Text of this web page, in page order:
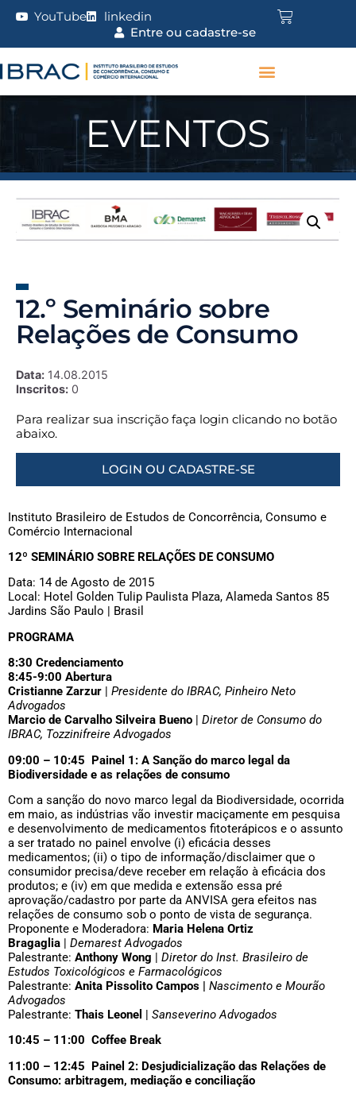
YouTube
linkedin
Entre ou cadastre-se
EVENTOS
12.º Seminário sobre
Relações de Consumo
Data: 14.08.2015
Inscritos: 0
Para realizar sua inscrição faça login clicando no botão
abaixo.
LOGIN OU CADASTRE-SE
Instituto Brasileiro de Estudos de Concorrência, Consumo e
Comércio Internacional
12º SEMINÁRIO SOBRE RELAÇÕES DE CONSUMO
Data: 14 de Agosto de 2015
Local: Hotel Golden Tulip Paulista Plaza, Alameda Santos 85
Jardins São Paulo | Brasil
PROGRAMA
8:30 Credenciamento
8:45-9:00 Abertura
Cristianne Zarzur | Presidente do IBRAC, Pinheiro Neto
Advogados
Marcio de Carvalho Silveira Bueno | Diretor de Consumo do
IBRAC, Tozzinifreire Advogados
09:00 – 10:45 Painel 1: A Sanção do marco legal da
Biodiversidade e as relações de consumo
Com a sanção do novo marco legal da Biodiversidade, ocorrida
em maio, as indústrias vão investir maciçamente em pesquisa
e desenvolvimento de medicamentos fitoterápicos e o assunto
a ser tratado no painel envolve (i) eficácia desses
medicamentos; (ii) o tipo de informação/disclaimer que o
consumidor precisa/deve receber em relação à eficácia dos
produtos; e (iv) em que medida e extensão essa pré
aprovação/cadastro por parte da ANVISA gera efeitos nas
relações de consumo sob o ponto de vista de segurança.
Proponente e Moderadora: Maria Helena Ortiz
Bragaglia | Demarest Advogados
Palestrante: Anthony Wong | Diretor do Inst. Brasileiro de
Estudos Toxicológicos e Farmacológicos
Palestrante: Anita Pissolito Campos | Nascimento e Mourão
Advogados
Palestrante: Thais Leonel | Sanseverino Advogados
10:45 – 11:00 Coffee Break
11:00 – 12:45 Painel 2: Desjudicialização das Relações de
Consumo: arbitragem, mediação e conciliação